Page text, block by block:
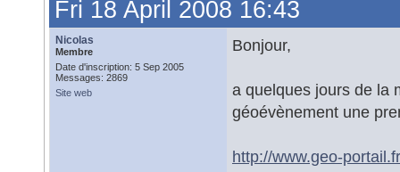
Fri 18 April 2008 16:43
Nicolas
Membre
Date d'inscription: 5 Sep 2005
Messages: 2869
Site web
Bonjour,
a quelques jours de la
géoévènement une
http://www.geo-